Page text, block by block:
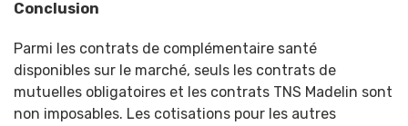
Conclusion
Parmi les contrats de complémentaire santé
disponibles sur le marché, seuls les contrats de
mutuelles obligatoires et les contrats TNS Madelin sont
non imposables. Les cotisations pour les autres